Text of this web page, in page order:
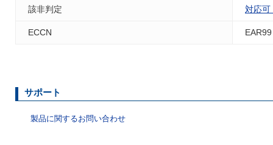
該非判定 対応可
ECCN EAR99
サポート
製品に関するお問い合わせ